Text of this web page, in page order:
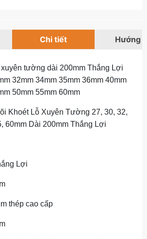
Chi tiết Hướng
tường dài 200mm Thắng Lợi
32mm 34mm 35mm 36mm 40mm
50mm 55mm 60mm
Khoét Lỗ Xuyên Tường 27, 30, 32,
60mm Dài 200mm Thắng Lợi
Lợi
thép cao cấp